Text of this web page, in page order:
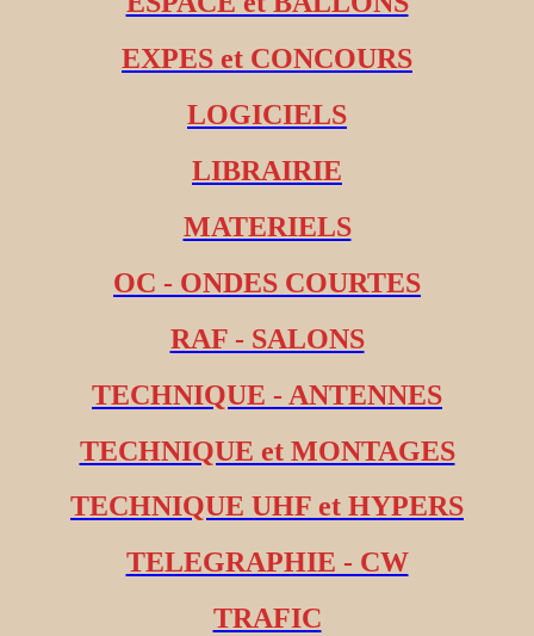
EXPES et CONCOURS
LOGICIELS
LIBRAIRIE
MATERIELS
OC - ONDES COURTES
RAF - SALONS
TECHNIQUE - ANTENNES
TECHNIQUE et MONTAGES
TECHNIQUE UHF et HYPERS
TELEGRAPHIE - CW
TRAFIC